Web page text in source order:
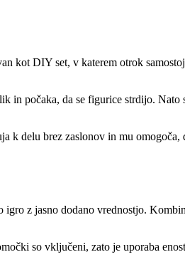
kot DIY set, v katerem otrok
in počaka, da se figurice strdijo.
delu brez zaslonov in mu
z jasno dodano vrednostjo.
so vključeni, zato je uporaba